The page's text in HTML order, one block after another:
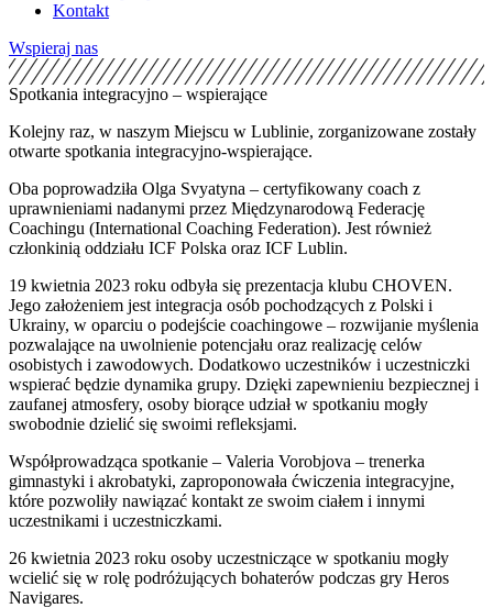
Kontakt
Wspieraj nas
Spotkania integracyjno – wspierające
Kolejny raz, w naszym Miejscu w Lublinie, zorganizowane zostały
otwarte spotkania integracyjno-wspierające.
Oba poprowadziła Olga Svyatyna – certyfikowany coach z
uprawnieniami nadanymi przez Międzynarodową Federację
Coachingu (International Coaching Federation). Jest również
członkinią oddziału ICF Polska oraz ICF Lublin.
19 kwietnia 2023 roku odbyła się prezentacja klubu CHOVEN.
Jego założeniem jest integracja osób pochodzących z Polski i
Ukrainy, w oparciu o podejście coachingowe – rozwijanie myślenia
pozwalające na uwolnienie potencjału oraz realizację celów
osobistych i zawodowych. Dodatkowo uczestników i uczestniczki
wspierać będzie dynamika grupy. Dzięki zapewnieniu bezpiecznej i
zaufanej atmosfery, osoby biorące udział w spotkaniu mogły
swobodnie dzielić się swoimi refleksjami.
Współprowadząca spotkanie – Valeria Vorobjova – trenerka
gimnastyki i akrobatyki, zaproponowała ćwiczenia integracyjne,
które pozwoliły nawiązać kontakt ze swoim ciałem i innymi
uczestnikami i uczestniczkami.
26 kwietnia 2023 roku osoby uczestniczące w spotkaniu mogły
wcielić się w rolę podróżujących bohaterów podczas gry Heros
Navigares.